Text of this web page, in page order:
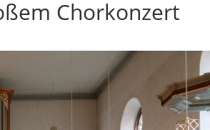
Chorkonzert